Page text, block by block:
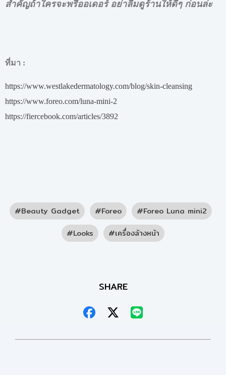
สำคัญถ้าใครจะพรีออเดอร์ อย่าลืมดูร้านให้ดีๆ ก่อนล่ะ
ที่มา :
https://www.westlakedermatology.com/blog/skin-cleansing
https://www.foreo.com/luna-mini-2
https://fiercebook.com/articles/3892
Beauty Gadget Foreo
Foreo Luna mini2
Looks
เครื่องล้างหน้า
SHARE